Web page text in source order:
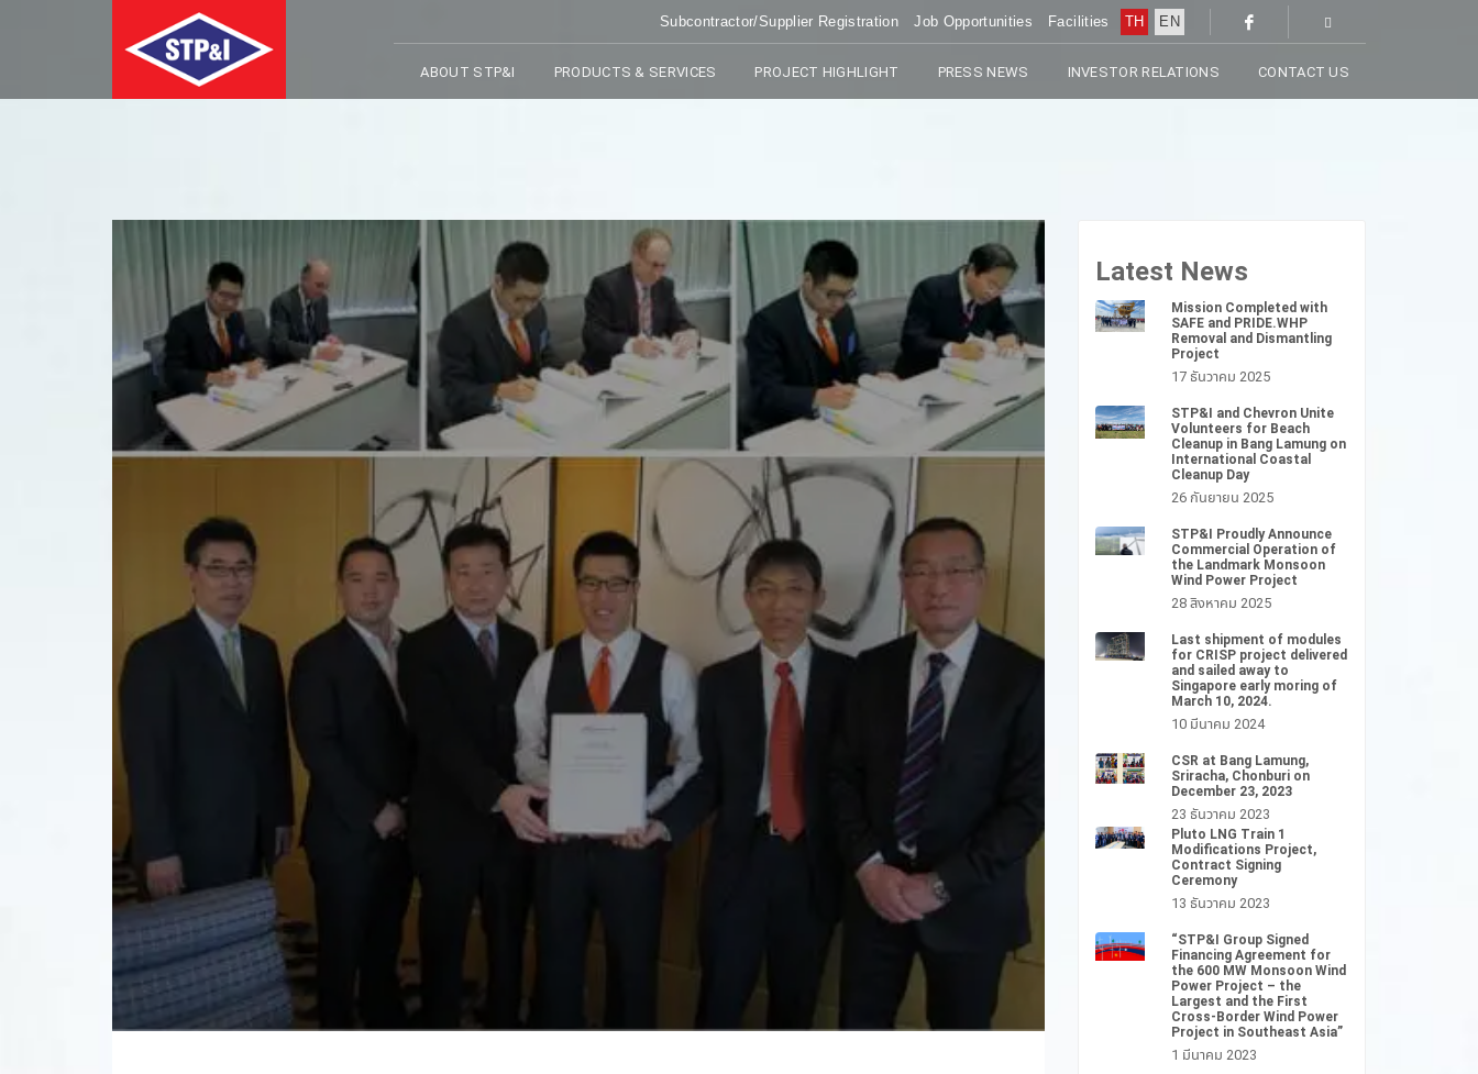
Subcontractor/Supplier Registration Job Opportunities Facilities TH EN
ABOUT STP&I PRODUCTS & SERVICES PROJECT HIGHLIGHT PRESS NEWS INVESTOR RELATIONS CONTACT US
Latest News
Mission Completed with
SAFE and PRIDE.WHP
Removal and Dismantling
Project
17 ธันวาคม 2025
STP&I and Chevron Unite
Volunteers for Beach
Cleanup in Bang Lamung on
International Coastal
Cleanup Day
26 กันยายน 2025
STP&I Proudly Announce
Commercial Operation of
the Landmark Monsoon
Wind Power Project
28 สิงหาคม 2025
Last shipment of modules
for CRISP project delivered
and sailed away to
Singapore early moring of
March 10, 2024.
10 มีนาคม 2024
CSR at Bang Lamung,
Sriracha, Chonburi on
December 23, 2023
23 ธันวาคม 2023
Pluto LNG Train 1
Modifications Project,
Contract Signing
Ceremony
13 ธันวาคม 2023
“STP&I Group Signed
Financing Agreement for
the 600 MW Monsoon Wind
Power Project – the
Largest and the First
Cross-Border Wind Power
Project in Southeast Asia”
1 มีนาคม 2023